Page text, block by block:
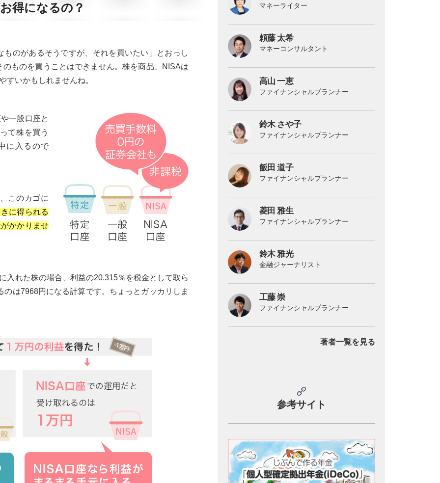
得になるの？
のがあるそうですが、それを買いたい」とおっし
ものを買うことはできません。株を商品、NISAは
すいかもしれませんね。
一般口座と
て株を買う
に入るので
このカゴに
に得られる
かかりませ
入れた株の場合、利益の20.315％を税金として取ら
は7968円になる計算です。ちょっとガッカリしま
マネーライター
頼藤 太希
マネーコンサルタント
高山 一恵
ファイナンシャルプランナー
鈴木 さや子
ファイナンシャルプランナー
飯田 道子
ファイナンシャルプランナー
菱田 雅生
ファイナンシャルプランナー
鈴木 雅光
金融ジャーナリスト
工藤 崇
ファイナンシャルプランナー
著者一覧を見る
参考サイト